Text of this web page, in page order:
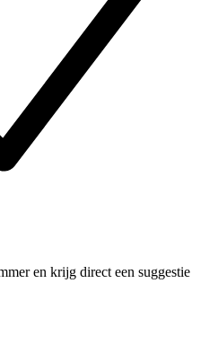
en krijg direct een suggestie